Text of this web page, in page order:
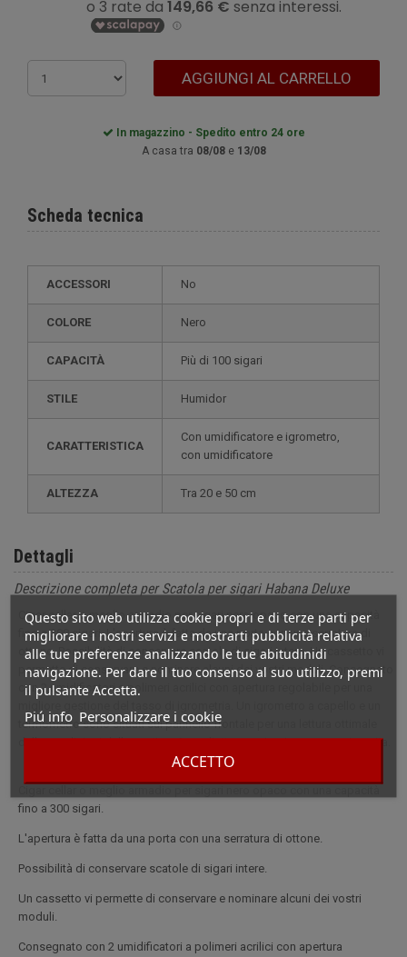
Questo sito web utilizza cookie propri e di terze parti per
migliorare i nostri servizi e mostrarti pubblicità relativa
alle tue preferenze analizzando le tue abitudinidi
navigazione. Per dare il tuo consenso al suo utilizzo, premi
il pulsante Accetta.
Piú info Personalizzare i cookie
ACCETTO
AGGIUNGI AL CARRELLO
In magazzino - Spedito entro 24 ore
A casa tra 08/08e 13/08
Scheda tecnica
ACCESSORI No
COLORE Nero
CAPACITÀ più di 100 sigari
STILE humidor
CARATTERISTICA
con umidificatore e igrometro,
con umidificatore
ALTEZZA tra 20 e 50 cm
Dettagli
Descrizione completa per Scatola per sigari Habana Deluxe
Cigar cellar o meglio armadio per sigari nero opaco con una capacità
fino a 300 sigari. L'apertura è fatta da una porta con una serratura di
ottone. Possibilità di conservare scatole di sigari intere. Un cassetto vi
permette di conservare e nominare alcuni dei vostri moduli. Consegnato
con 2 umidificatori a polimeri acrilici con apertura regolabile per una
termometro sono situati sul pannello frontale per una lettura ottimale
delle condizioni della cantina. Armadietto per sigari con garanzia a vita.
fino a 300 sigari.
L'apertura è fatta da una porta con una serratura di ottone.
Possibilità di conservare scatole di sigari intere.
Un cassetto vi permette di conservare e nominare alcuni dei vostri
moduli.
Consegnato con 2 umidificatori a polimeri acrilici con apertura